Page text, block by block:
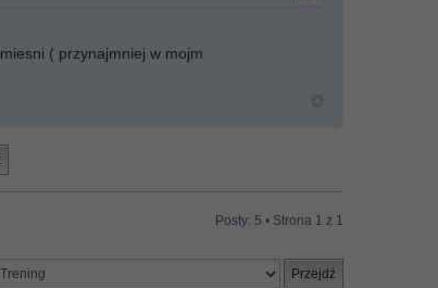
( przynajmniej w mojm
Posty: 5 • Strona 1 z 1